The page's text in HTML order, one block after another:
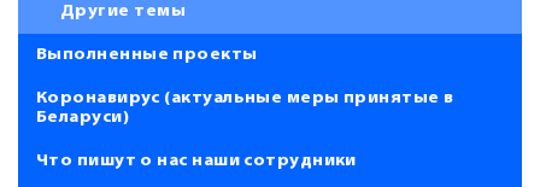
Другие темы
Выполненные проекты
Коронавирус (актуальные меры принятые в
Беларуси)
Что пишут о нас наши сотрудники